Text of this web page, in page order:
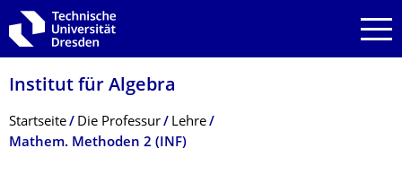
Zur Hauptnavigation springen
Zur Suche springen
Zum Inhalt springen
Institut für Algebra
Breadcrumb-Menü
Startseite Die Professur
Lehre
Mathem. Methoden 2 (INF)